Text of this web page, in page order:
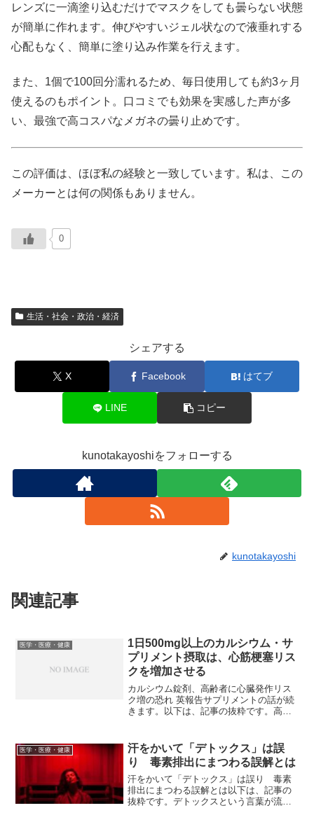
レンズに一滴塗り込むだけでマスクをしても曇らない状態
が簡単に作れます。伸びやすいジェル状なので液垂れする
心配もなく、簡単に塗り込み作業を行えます。
また、1個で100回分濡れるため、毎日使用しても約3ヶ月
使えるのもポイント。口コミでも効果を実感した声が多
い、最強で高コスパなメガネの曇り止めです。
この評価は、ほぼ私の経験と一致しています。私は、この
メーカーとは何の関係もありません。
0
生活・社会・政治・経済
シェアする
X Facebook はてブ
LINE コピー
kunotakayoshiをフォローする
kunotakayoshi
関連記事
医学・医療・健康
1日500mg以上のカルシウム・サ
プリメント摂取は、心筋梗塞リス
クを増加させる
カルシウム錠剤、高齢者に心臓発作リス
ク増の恐れ 英報告サプリメントの話が続
きます。以下は、記事の抜粋です。高齢
スクを高める可能性があるという研究結
果が前月30日、英医学...
医学・医療・健康
汗をかいて「デトックス」は誤
り 毒素排出にまつわる誤解とは
汗をかいて「デトックス」は誤り 毒素
排出にまつわる誤解とは以下は、記事の
抜粋です。デトックスという言葉が流行